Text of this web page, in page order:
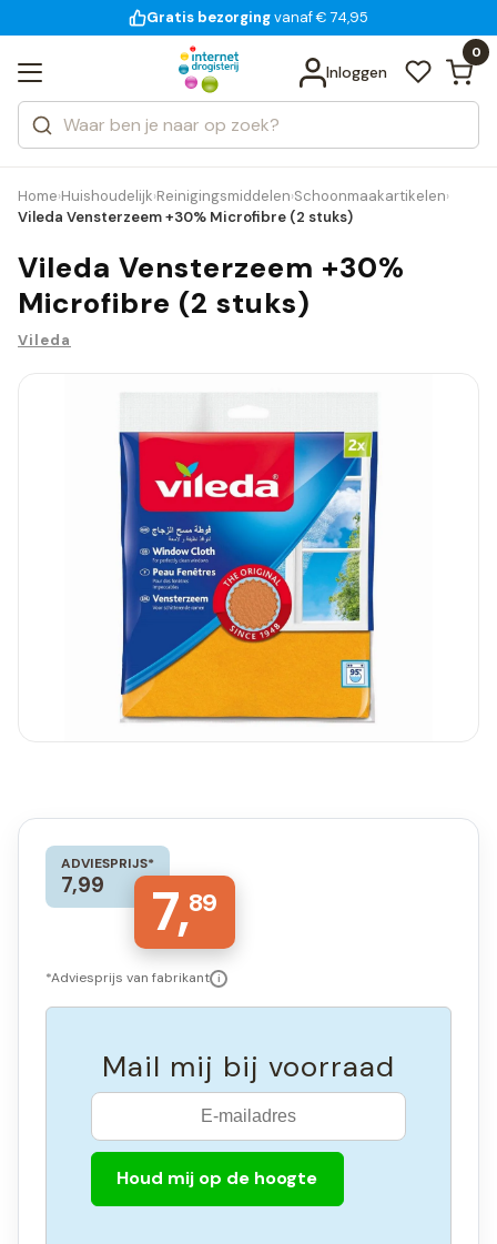
voor 18:00 uur besteld
Gratis bezorgingvanaf € 74,95
Inloggen
0
Zoeken
Categorieën
Merken
Bekijk alle resultaten
Home›Huishoudelijk›Reinigingsmiddelen›Schoonmaakartikelen›
Vileda Vensterzeem +30% Microfibre (2 stuks)
Vileda Vensterzeem +30%
Microfibre (2 stuks)
Vileda
ADVIESPRIJS*
7,99 7,89
*Adviesprijs van fabrikant i
Mail mij bij voorraad
Houd mij op de hoogte